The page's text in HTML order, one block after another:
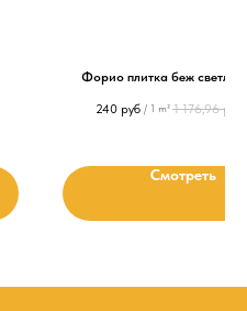
Форио плитка беж светлый
240 руб / 1 m² 1 176,96 руб
Смотреть